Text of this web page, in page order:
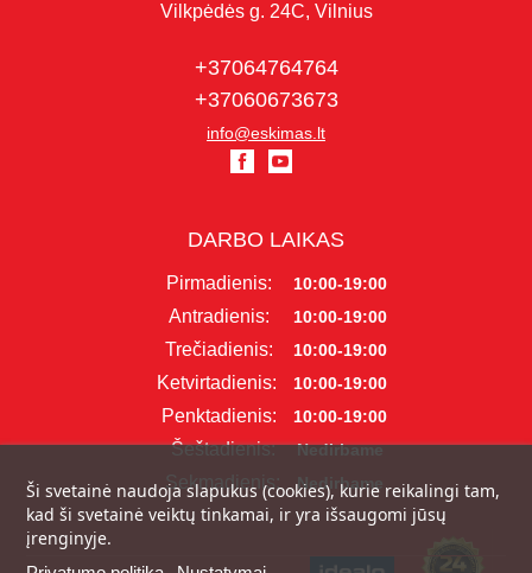
Vilkpėdės g. 24C, Vilnius
+37064764764
+37060673673
info@eskimas.lt
DARBO LAIKAS
Pirmadienis: 10:00-19:00
Antradienis: 10:00-19:00
Trečiadienis: 10:00-19:00
Ketvirtadienis: 10:00-19:00
Penktadienis: 10:00-19:00
Šeštadienis: Nedirbame
Sekmadienis: Nedirbame
Ši svetainė naudoja slapukus (cookies), kurie reikalingi tam,
kad ši svetainė veiktų tinkamai, ir yra išsaugomi jūsų
įrenginyje.